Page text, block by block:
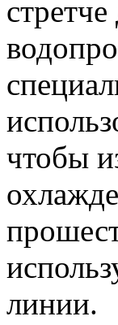
чтобы
линии.